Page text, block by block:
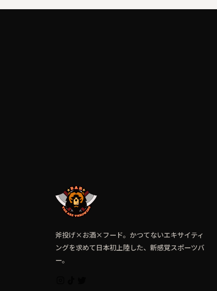
斧投げ×お酒×フード。かつてないエキサイティ
ングを求めて日本初上陸した、新感覚スポーツバ
ー。